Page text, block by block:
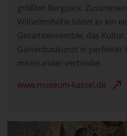
größter Bergpark.
Wilhelmshöhe bildet er ein
Gesamtensemble, das
Gartenbaukunst in perfekter
miteinander verbindet.
www.museum-kassel.de